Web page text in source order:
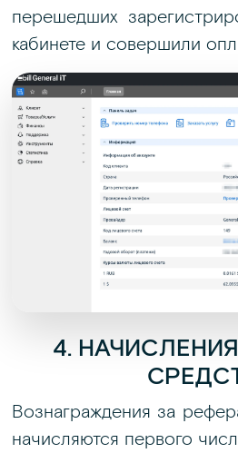
перешедших
кабинете и совершили
4.
Вознаграждения за
начисляются первого